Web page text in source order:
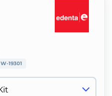
W-19301